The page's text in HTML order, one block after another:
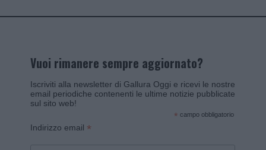
Vuoi rimanere sempre aggiornato?
Iscriviti alla newsletter di Gallura Oggi e ricevi le nostre
email periodiche contenenti le ultime notizie pubblicate
sul sito web!
* campo obbligatorio
Indirizzo email *